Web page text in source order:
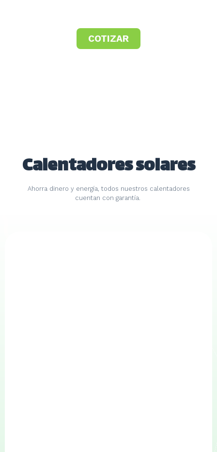
COTIZAR
Calentadores solares
Ahorra dinero y energía, todos nuestros calentadores
cuentan con garantía.